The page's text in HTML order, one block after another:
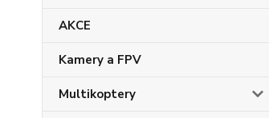
AKCE
Kamery a FPV
Multikoptery